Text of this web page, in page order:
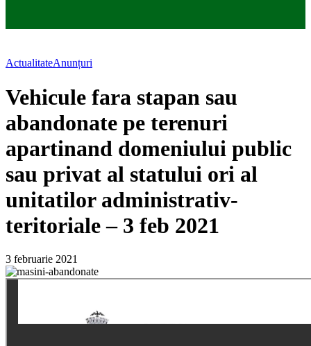
ActualitateAnunțuri
Vehicule fara stapan sau
abandonate pe terenuri
apartinand domeniului public
sau privat al statului ori al
unitatilor administrativ-
teritoriale – 3 feb 2021
3 februarie 2021